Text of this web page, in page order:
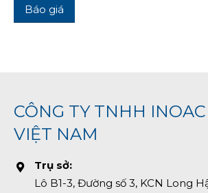
Báo giá
CÔNG TY TNHH
VIỆT NAM
Trụ sở:
Lô B1-3, Đường số 3, KCN Long